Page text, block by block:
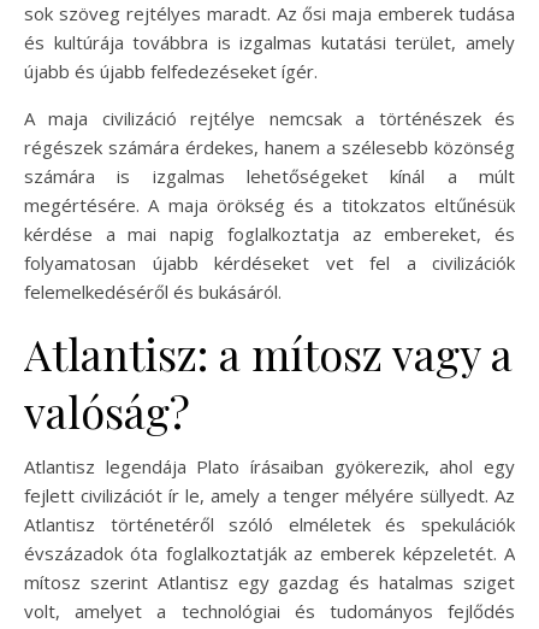
sok szöveg rejtélyes maradt. Az ősi maja emberek tudása
és kultúrája továbbra is izgalmas kutatási terület, amely
újabb és újabb felfedezéseket ígér.
A maja civilizáció rejtélye nemcsak a történészek és
régészek számára érdekes, hanem a szélesebb közönség
számára is izgalmas lehetőségeket kínál a múlt
megértésére. A maja örökség és a titokzatos eltűnésük
kérdése a mai napig foglalkoztatja az embereket, és
folyamatosan újabb kérdéseket vet fel a civilizációk
felemelkedéséről és bukásáról.
Atlantisz: a mítosz vagy a
valóság?
Atlantisz legendája Plato írásaiban gyökerezik, ahol egy
fejlett civilizációt ír le, amely a tenger mélyére süllyedt. Az
Atlantisz történetéről szóló elméletek és spekulációk
évszázadok óta foglalkoztatják az emberek képzeletét. A
mítosz szerint Atlantisz egy gazdag és hatalmas sziget
volt, amelyet a technológiai és tudományos fejlődés